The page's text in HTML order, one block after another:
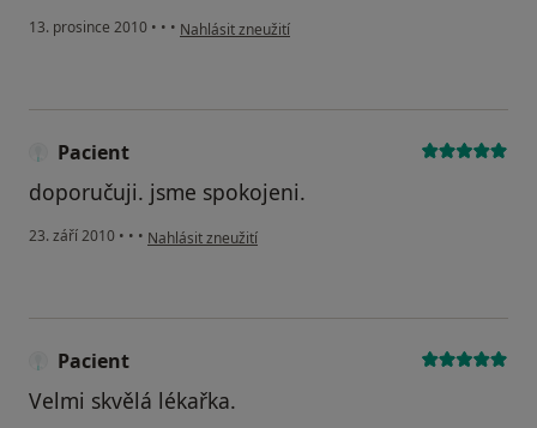
13. prosince 2010 • • • podle názoru uživatele Váš účet byl odstraněn
Nahlásit zneužití
Pacient
doporučuji. jsme spokojeni.
23. září 2010 • • • podle názoru uživatele Pacient
Nahlásit zneužití
Pacient
Velmi skvělá lékařka.